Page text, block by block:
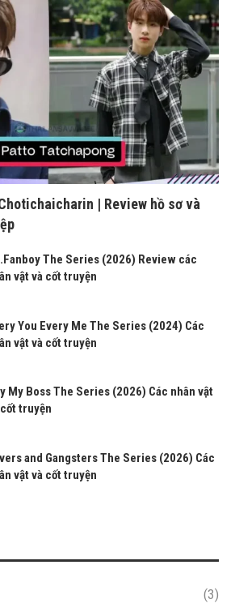
| Review hồ sơ và
The Series (2026) Review các
vật và cốt truyện
You Every Me The Series (2024) Các
vật và cốt truyện
My Boss The Series (2026) Các nhân vật
truyện
and Gangsters The Series (2026) Các
vật và cốt truyện
(3)